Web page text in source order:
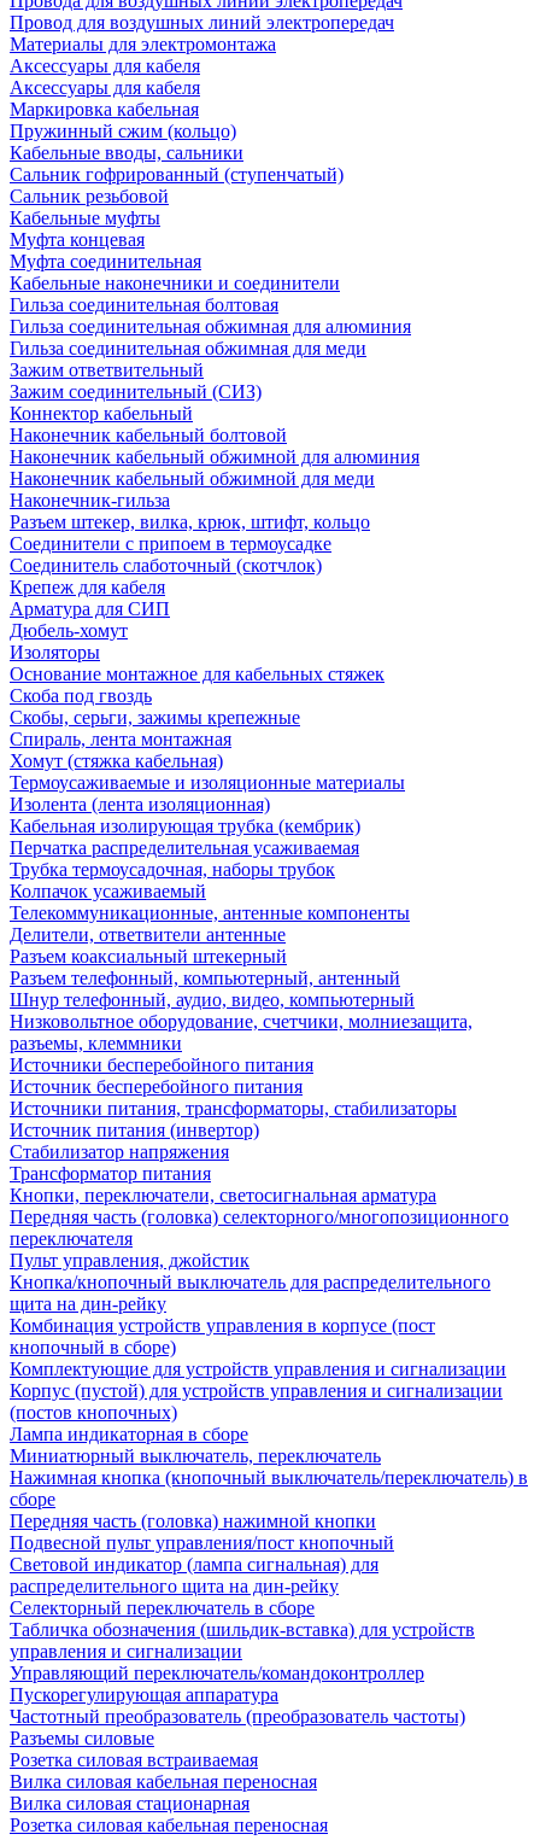
Провод для воздушных линий электропередач
Материалы для электромонтажа
Аксессуары для кабеля
Аксессуары для кабеля
Маркировка кабельная
Пружинный сжим (кольцо)
Кабельные вводы, сальники
Сальник гофрированный (ступенчатый)
Сальник резьбовой
Кабельные муфты
Муфта концевая
Муфта соединительная
Кабельные наконечники и соединители
Гильза соединительная болтовая
Гильза соединительная обжимная для алюминия
Гильза соединительная обжимная для меди
Зажим ответвительный
Зажим соединительный (СИЗ)
Коннектор кабельный
Наконечник кабельный болтовой
Наконечник кабельный обжимной для алюминия
Наконечник кабельный обжимной для меди
Наконечник-гильза
Разъем штекер, вилка, крюк, штифт, кольцо
Соединители с припоем в термоусадке
Соединитель слаботочный (скотчлок)
Крепеж для кабеля
Арматура для СИП
Дюбель-хомут
Изоляторы
Основание монтажное для кабельных стяжек
Скоба под гвоздь
Скобы, серьги, зажимы крепежные
Спираль, лента монтажная
Хомут (стяжка кабельная)
Термоусаживаемые и изоляционные материалы
Изолента (лента изоляционная)
Кабельная изолирующая трубка (кембрик)
Перчатка распределительная усаживаемая
Трубка термоусадочная, наборы трубок
Колпачок усаживаемый
Телекоммуникационные, антенные компоненты
Делители, ответвители антенные
Разъем коаксиальный штекерный
Разъем телефонный, компьютерный, антенный
Шнур телефонный, аудио, видео, компьютерный
Низковольтное оборудование, счетчики, молниезащита,
разъемы, клеммники
Источники бесперебойного питания
Источник бесперебойного питания
Источники питания, трансформаторы, стабилизаторы
Источник питания (инвертор)
Стабилизатор напряжения
Трансформатор питания
Кнопки, переключатели, светосигнальная арматура
Передняя часть (головка) селекторного/многопозиционного
переключателя
Пульт управления, джойстик
Кнопка/кнопочный выключатель для распределительного
щита на дин-рейку
Комбинация устройств управления в корпусе (пост
кнопочный в сборе)
Комплектующие для устройств управления и сигнализации
Корпус (пустой) для устройств управления и сигнализации
(постов кнопочных)
Лампа индикаторная в сборе
Миниатюрный выключатель, переключатель
Нажимная кнопка (кнопочный выключатель/переключатель) в
сборе
Передняя часть (головка) нажимной кнопки
Подвесной пульт управления/пост кнопочный
Световой индикатор (лампа сигнальная) для
распределительного щита на дин-рейку
Селекторный переключатель в сборе
Табличка обозначения (шильдик-вставка) для устройств
управления и сигнализации
Управляющий переключатель/командоконтроллер
Пускорегулирующая аппаратура
Частотный преобразователь (преобразователь частоты)
Разъемы силовые
Розетка силовая встраиваемая
Вилка силовая кабельная переносная
Вилка силовая стационарная
Розетка силовая кабельная переносная